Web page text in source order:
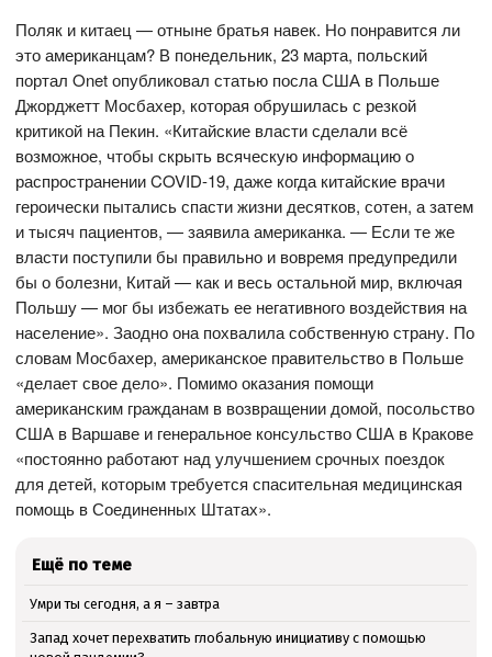
Поляк и китаец — отныне братья навек. Но понравится ли
это американцам? В понедельник, 23 марта, польский
портал Onet опубликовал статью посла США в Польше
Джорджетт Мосбахер, которая обрушилась с резкой
критикой на Пекин. «Китайские власти сделали всё
возможное, чтобы скрыть всяческую информацию о
распространении COVID-19, даже когда китайские врачи
героически пытались спасти жизни десятков, сотен, а затем
и тысяч пациентов, — заявила американка. — Если те же
власти поступили бы правильно и вовремя предупредили
бы о болезни, Китай — как и весь остальной мир, включая
Польшу — мог бы избежать ее негативного воздействия на
население». Заодно она похвалила собственную страну. По
словам Мосбахер, американское правительство в Польше
«делает свое дело». Помимо оказания помощи
американским гражданам в возвращении домой, посольство
США в Варшаве и генеральное консульство США в Кракове
«постоянно работают над улучшением срочных поездок
для детей, которым требуется спасительная медицинская
помощь в Соединенных Штатах».
Ещё по теме
Умри ты сегодня, а я – завтра
Запад хочет перехватить глобальную инициативу с помощью